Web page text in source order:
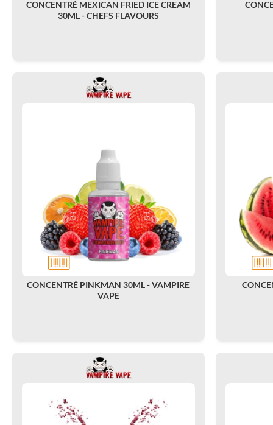
CONCENTRÉ MEXICAN FRIED ICE CREAM
30ML - CHEFS FLAVOURS
CONCENTRÉ PINKMAN 30ML - VAMPIRE
VAPE